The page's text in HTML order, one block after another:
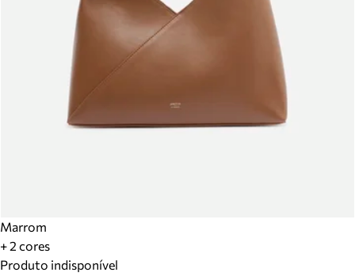
Marrom
+ 2 cores
Produto indisponível